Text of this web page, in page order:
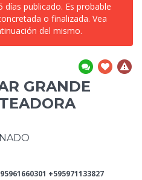
días publicado. Es probable
o finalizada. Vea
del mismo.
GRANDE
+595971133827